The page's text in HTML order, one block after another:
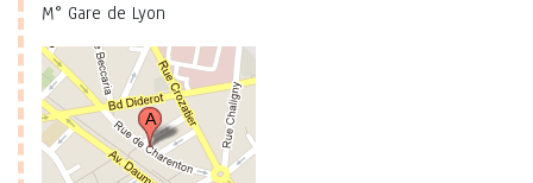
M° Gare de Lyon